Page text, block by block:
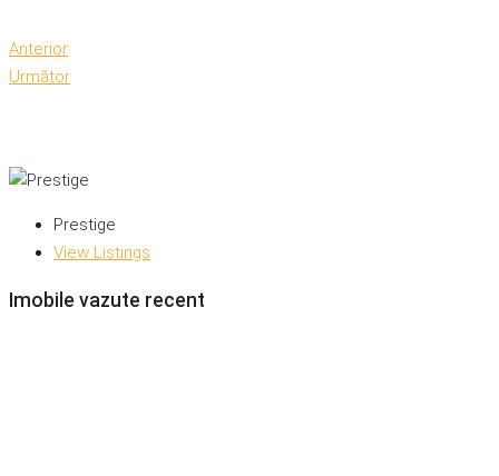
Anterior
Următor
Prestige
View Listings
Imobile vazute recent